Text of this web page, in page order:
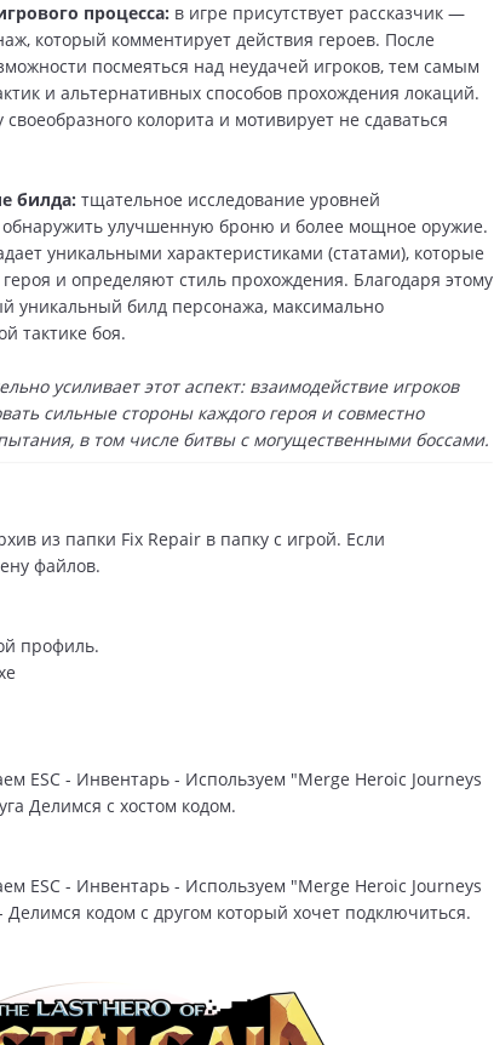
процесса: в игре присутствует рассказчик —
который комментирует действия героев. После
посмеяться над неудачей игроков, тем самым
и альтернативных способов прохождения локаций.
колорита и мотивирует не сдаваться
билда: тщательное исследование уровней
обнаружить улучшенную броню и более мощное оружие.
уникальными характеристиками (статами), которые
и определяют стиль прохождения. Благодаря этому
уникальный билд персонажа, максимально
тактике боя.
усиливает этот аспект: взаимодействие игроков
сильные стороны каждого героя и совместно
в том числе битвы с могущественными боссами.
из папки Fix Repair в папку с игрой. Если
файлов.
профиль.
ESC - Инвентарь - Используем "Merge Heroic Journeys
Делимся с хостом кодом.
ESC - Инвентарь - Используем "Merge Heroic Journeys
кодом с другом который хочет подключиться.